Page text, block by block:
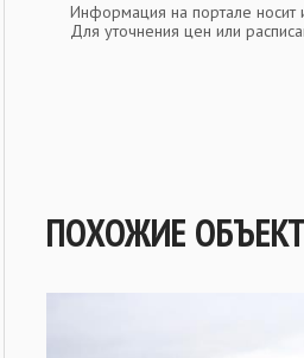
Информация на портале
Для уточнения цен или
ПОХОЖИЕ